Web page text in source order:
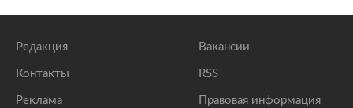
Редакция
Контакты
Реклама
Вакансии
RSS
Правовая информация